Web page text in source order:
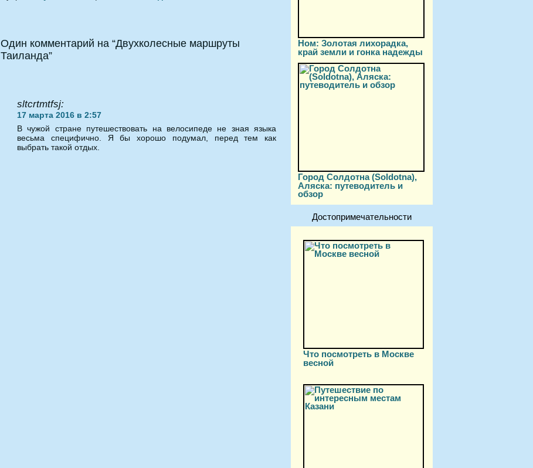
Один комментарий на “Двухколесные маршруты
Таиланда”
sltcrtmtfsj:
17 марта 2016 в 2:57
В чужой стране путешествовать на велосипеде не зная языка
весьма специфично. Я бы хорошо подумал, перед тем как
выбрать такой отдых.
Ном: Золотая лихорадка,
край земли и гонка надежды
Город Солдотна (Soldotna),
Аляска: путеводитель и
обзор
Достопримечательности
Что посмотреть в Москве
весной